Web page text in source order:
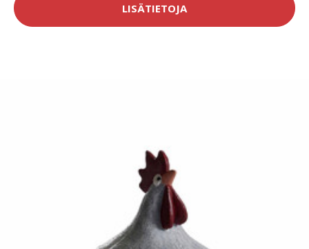
LISÄTIETOJA